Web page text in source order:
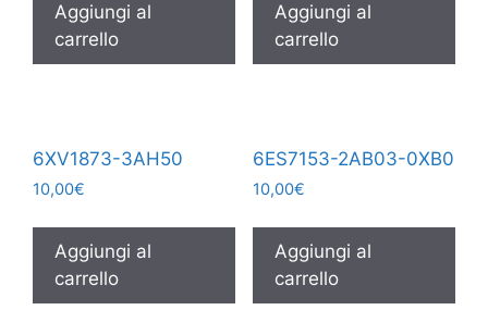
Aggiungi al
carrello
Aggiungi al
carrello
6XV1873-3AH50
10,00€
Aggiungi al
carrello
6ES7153-2AB03-0XB0
10,00€
Aggiungi al
carrello